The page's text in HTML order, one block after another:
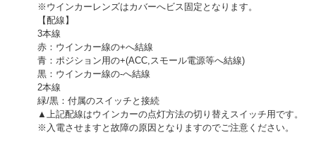
※ウインカーレンズはカバーへビス固定となります。
【配線】
3本線
赤：ウインカー線の+へ結線
青：ポジション用の+(ACC,スモール電源等へ結線)
黒：ウインカー線の-へ結線
2本線
緑/黒：付属のスイッチと接続
▲上記配線はウインカーの点灯方法の切り替えスイッチ用です。
※入電させますと故障の原因となりますのでご注意ください。